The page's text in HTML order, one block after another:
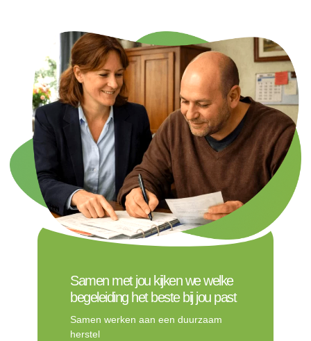
Samen met jou kijken we welke
begeleiding het beste bij jou past
Samen werken aan een duurzaam
herstel